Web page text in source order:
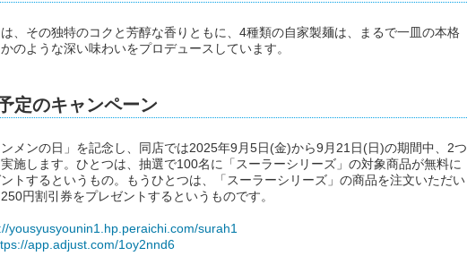
は、その独特のコクと芳醇な香りともに、4種類の自家製麺は、まるで一皿の本格
のような深い味わいをプロデュースしています。
定のキャンペーン
ンメンの日」を記念し、同店では2025年9月5日(金)から9月21日(日)の期間中、2つ
施します。ひとつは、抽選で100名に「スーラーシリーズ」の対象商品が無料に
トするというもの。もうひとつは、「スーラーシリーズ」の商品を注文いただい
円割引券をプレゼントするというものです。
yousyusyounin1.hp.peraichi.com/surah1
app.adjust.com/1oy2nnd6